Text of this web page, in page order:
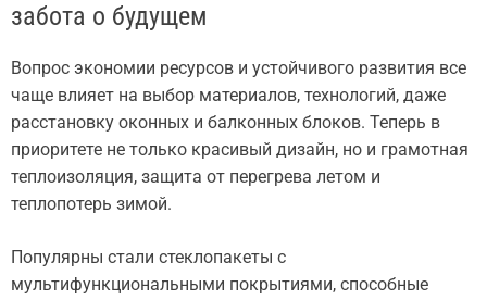
забота о будущем
Вопрос экономии ресурсов и устойчивого развития все
чаще влияет на выбор материалов, технологий, даже
расстановку оконных и балконных блоков. Теперь в
приоритете не только красивый дизайн, но и грамотная
теплоизоляция, защита от перегрева летом и
теплопотерь зимой.
Популярны стали стеклопакеты с
мультифункциональными покрытиями, способные